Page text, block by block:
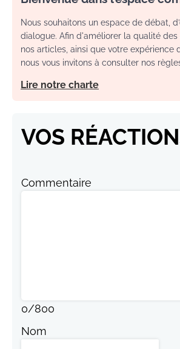
Nous souhaitons un espace de débat,
dialogue. Afin d'améliorer la qualité des
nos articles, ainsi que votre expérience
nous vous invitons à consulter nos
Lire notre charte
VOS
Commentaire
0/800
Nom